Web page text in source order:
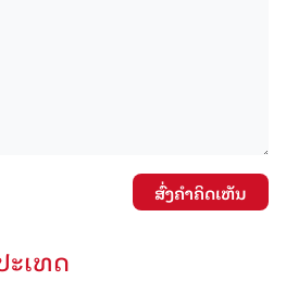
ສົ່ງຄໍາຄິດເຫັນ
ະເທດ